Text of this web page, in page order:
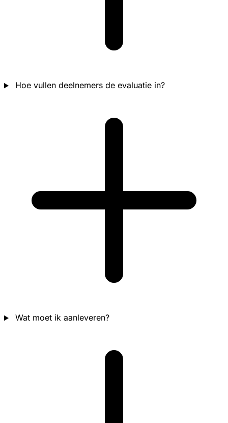
Hoe vullen deelnemers de evaluatie in?
Wat moet ik aanleveren?